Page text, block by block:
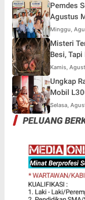
Pemdes
Agustus
Minggu,
Misteri
Besi, Tapi
Masih
Kamis,
Ungkap
Mobil
Selasa,
PELUANG